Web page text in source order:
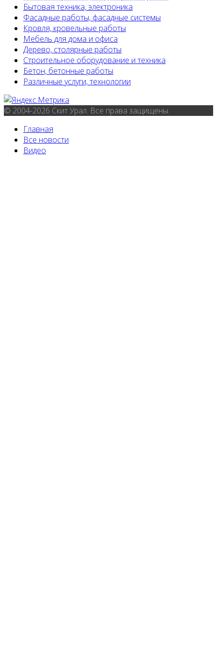
Бытовая техника, электроника
Фасадные работы, фасадные системы
Кровля, кровельные работы
Мебель для дома и офиса
Дерево, столярные работы
Строительное оборудование и техника
Бетон, бетонные работы
Различные услуги, технологии
© 2004-2026 Скит Урал. Все права защищены.
Главная
Все новости
Видео